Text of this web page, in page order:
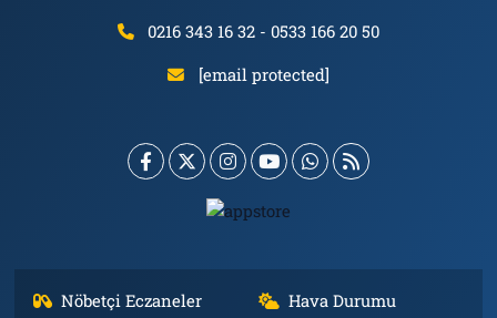
0216 343 16 32 - 0533 166 20 50
[email protected]
Nöbetçi Eczaneler
Hava Durumu